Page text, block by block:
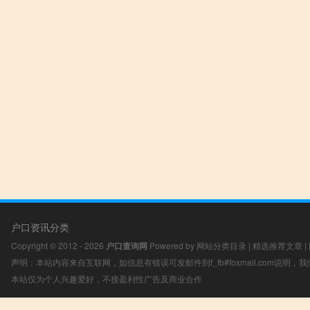
户口资讯分类
Copyright © 2012 - 2026 户口查询网 Powered by 网站分类目录 | 精选推荐文章 |
声明：本站内容来自互联网，如信息有错误可发邮件到f_fb#foxmail.com说明，
本站仅为个人兴趣爱好，不接盈利性广告及商业合作